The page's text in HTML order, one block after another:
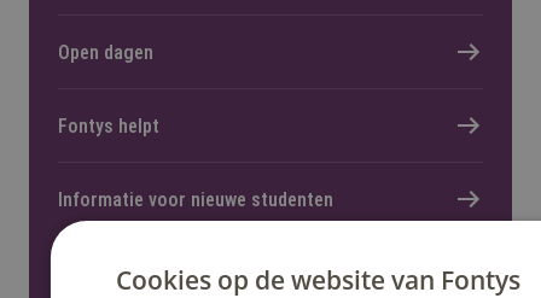
Open dagen
Fontys helpt
Informatie voor nieuwe studenten
Cookies op de website van Fontys